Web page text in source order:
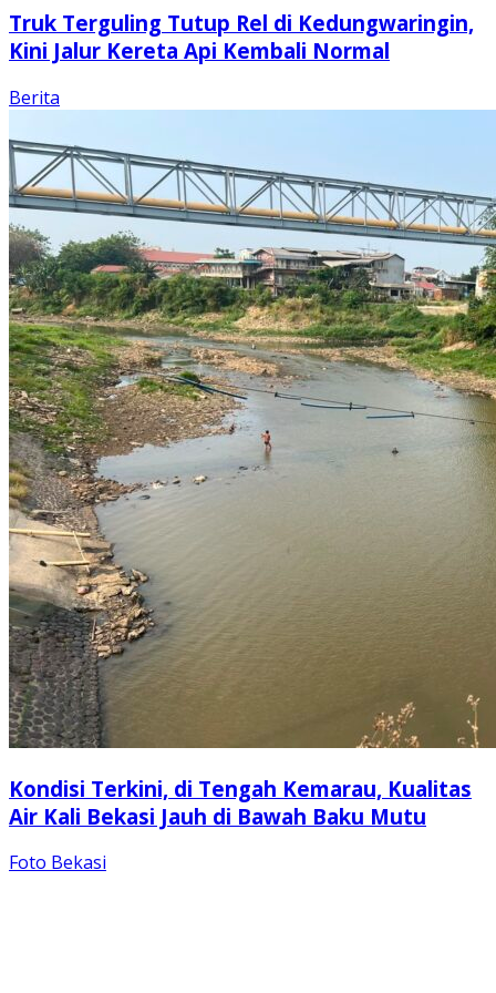
Truk Terguling Tutup Rel di Kedungwaringin,
Kini Jalur Kereta Api Kembali Normal
Berita
Kondisi Terkini, di Tengah Kemarau, Kualitas
Air Kali Bekasi Jauh di Bawah Baku Mutu
Foto Bekasi